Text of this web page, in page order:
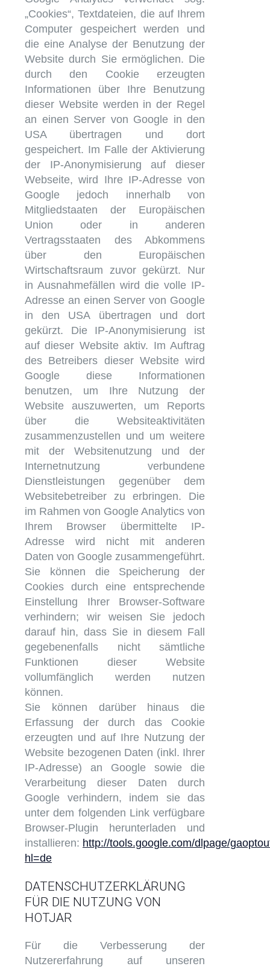
„Cookies“, Textdateien, die auf Ihrem
Computer gespeichert werden und
die eine Analyse der Benutzung der
Website durch Sie ermöglichen. Die
durch den Cookie erzeugten
Informationen über Ihre Benutzung
dieser Website werden in der Regel
an einen Server von Google in den
USA übertragen und dort
gespeichert. Im Falle der Aktivierung
der IP-Anonymisierung auf dieser
Webseite, wird Ihre IP-Adresse von
Google jedoch innerhalb von
Mitgliedstaaten der Europäischen
Union oder in anderen
Vertragsstaaten des Abkommens
über den Europäischen
Wirtschaftsraum zuvor gekürzt. Nur
in Ausnahmefällen wird die volle IP-
Adresse an einen Server von Google
in den USA übertragen und dort
gekürzt. Die IP-Anonymisierung ist
auf dieser Website aktiv. Im Auftrag
des Betreibers dieser Website wird
Google diese Informationen
benutzen, um Ihre Nutzung der
Website auszuwerten, um Reports
über die Websiteaktivitäten
zusammenzustellen und um weitere
mit der Websitenutzung und der
Internetnutzung verbundene
Dienstleistungen gegenüber dem
Websitebetreiber zu erbringen. Die
im Rahmen von Google Analytics von
Ihrem Browser übermittelte IP-
Adresse wird nicht mit anderen
Daten von Google zusammengeführt.
Sie können die Speicherung der
Cookies durch eine entsprechende
Einstellung Ihrer Browser-Software
verhindern; wir weisen Sie jedoch
darauf hin, dass Sie in diesem Fall
gegebenenfalls nicht sämtliche
Funktionen dieser Website
vollumfänglich werden nutzen
können.
Sie können darüber hinaus die
Erfassung der durch das Cookie
erzeugten und auf Ihre Nutzung der
Website bezogenen Daten (inkl. Ihrer
IP-Adresse) an Google sowie die
Verarbeitung dieser Daten durch
Google verhindern, indem sie das
unter dem folgenden Link verfügbare
Browser-Plugin herunterladen und
installieren: http://tools.google.com/dlpage/
hl=de
DATENSCHUTZERKLÄRUNG
FÜR DIE NUTZUNG VON
HOTJAR
Für die Verbesserung der
Nutzererfahrung auf unseren